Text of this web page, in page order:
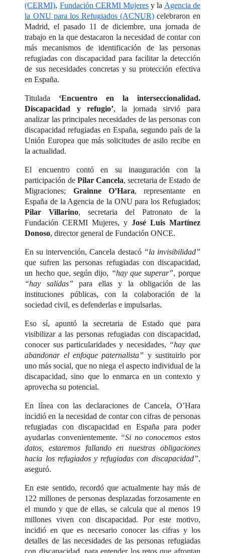
(CERMI), Fundación CERMI Mujeresy la Agencia de
la ONU para los Refugiados (ACNUR) celebraron en
Madrid, el pasado 11 de diciembre, una jornada de
trabajo en la que destacaron la necesidad de contar con
más mecanismos de identificación de las personas
refugiadas con discapacidad para facilitar la detección
de sus necesidades concretas y su protección efectiva
en España.
Titulada ‘Encuentro en la interseccionalidad.
Discapacidad y refugio’, la jornada sirvió para
analizar las principales necesidades de las personas con
discapacidad refugiadas en España, segundo país de la
Unión Europea que más solicitudes de asilo recibe en
la actualidad.
El encuentro contó en su inauguración con la
participación de Pilar Cancela, secretaria de Estado de
Migraciones; Grainne O’Hara, representante en
España de la Agencia de la ONU para los Refugiados;
Pilar Villarino, secretaria del Patronato de la
Fundación CERMI Mujeres, y José Luis Martínez
Donoso, director general de Fundación ONCE.
En su intervención, Cancela destacó “la invisibilidad”
que sufren las personas refugiadas con discapacidad,
un hecho que, según dijo, “hay que superar”, porque
“hay salidas” para ellas y la obligación de las
instituciones públicas, con la colaboración de la
sociedad civil, es defenderlas e impulsarlas.
Eso sí, apuntó la secretaria de Estado que para
visibilizar a las personas refugiadas con discapacidad,
conocer sus particularidades y necesidades, “hay que
abandonar el enfoque paternalista” y sustituirlo por
uno más social, que no niega el aspecto individual de la
discapacidad, sino que lo enmarca en un contexto y
aprovecha su potencial.
En línea con las declaraciones de Cancela, O’Hara
incidió en la necesidad de contar con cifras de personas
refugiadas con discapacidad en España para poder
ayudarlas convenientemente. “Si no conocemos estos
datos, estaremos fallando en nuestras obligaciones
hacia los refugiados y refugiadas con discapacidad”,
aseguró.
En este sentido, recordó que actualmente hay más de
122 millones de personas desplazadas forzosamente en
el mundo y que de ellas, se calcula que al menos 19
millones viven con discapacidad. Por este motivo,
incidió en que es necesario conocer las cifras y los
detalles de las necesidades de las personas refugiadas
con discapacidad, para entender los retos que afrontan